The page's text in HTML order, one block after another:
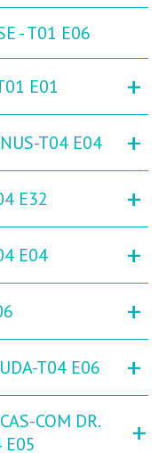
- T01 E06
E01 +
T04 E04 +
E32 +
E04 +
+
T04 E06 +
COM DR.
E05
+